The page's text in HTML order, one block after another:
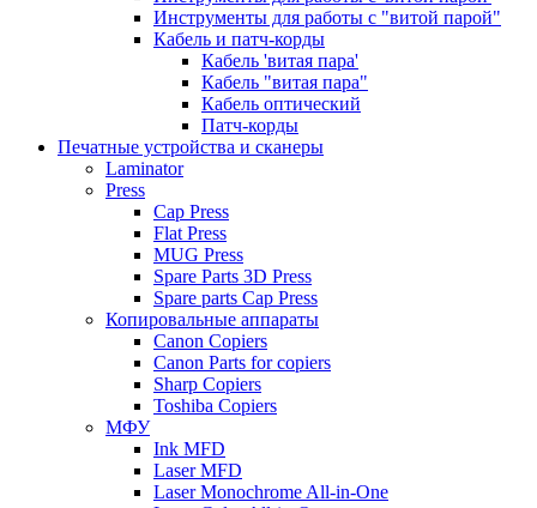
Инструменты для работы с "витой парой"
Кабель и патч-корды
Кабель 'витая пара'
Кабель "витая пара"
Кабель оптический
Патч-корды
Печатные устройства и сканеры
Laminator
Press
Cap Press
Flat Press
MUG Press
Spare Parts 3D Press
Spare parts Cap Press
Копировальные аппараты
Canon Copiers
Canon Parts for copiers
Sharp Copiers
Toshiba Copiers
МФУ
Ink MFD
Laser MFD
Laser Monochrome All-in-One